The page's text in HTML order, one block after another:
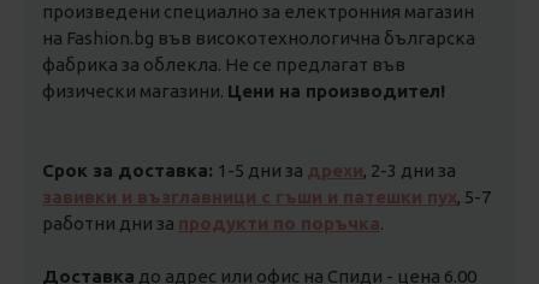
произведени специално за електронния магазин
на Fashion.bg във високотехнологична българска
фабрика за облекла. Не се предлагат във
физически магазини. Цени на производител!
Срок за доставка: 1-5 дни за дрехи, 2-3 дни за
завивки и възглавници с гъши и патешки пух, 5-7
работни дни за продукти по поръчка.
Доставка до адрес или офис на Спиди - цена 6.00